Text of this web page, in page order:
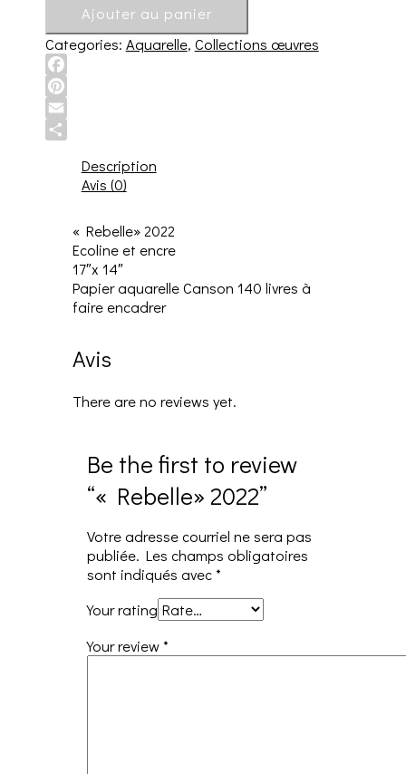
Ajouter au panier
Categories: Aquarelle, Collections œuvres
Facebook
Pinterest
Email
Description
Avis (0)
« Rebelle» 2022
Ecoline et encre
17″x 14″
Papier aquarelle Canson 140 livres à
faire encadrer
Avis
There are no reviews yet.
Be the first to review
“« Rebelle» 2022”
Votre adresse courriel ne sera pas
publiée. Les champs obligatoires
sont indiqués avec*
Your rating
Your review*